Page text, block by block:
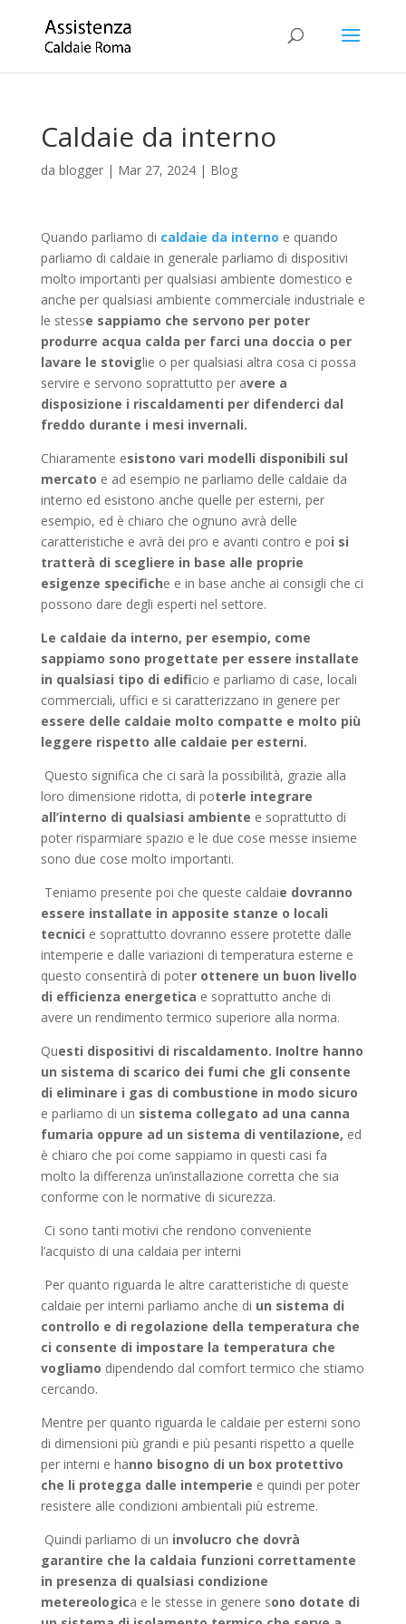
Caldaie da interno
da blogger| Mar 27, 2024| Blog
Quando parliamo di caldaie da interno e quando
parliamo di caldaie in generale parliamo di dispositivi
molto importanti per qualsiasi ambiente domestico e
anche per qualsiasi ambiente commerciale industriale e
le stesse sappiamo che servono per poter
produrre acqua calda per farci una doccia o per
lavare le stoviglie o per qualsiasi altra cosa ci possa
servire e servono soprattutto per avere a
disposizione i riscaldamenti per difenderci dal
freddo durante i mesi invernali.
Chiaramente esistono vari modelli disponibili sul
mercato e ad esempio ne parliamo delle caldaie da
interno ed esistono anche quelle per esterni, per
esempio, ed è chiaro che ognuno avrà delle
caratteristiche e avrà dei pro e avanti contro e poi si
tratterà di scegliere in base alle proprie
esigenze specifiche e in base anche ai consigli che ci
possono dare degli esperti nel settore.
Le caldaie da interno, per esempio, come
sappiamo sono progettate per essere installate
in qualsiasi tipo di edificio e parliamo di case, locali
commerciali, uffici e si caratterizzano in genere per
essere delle caldaie molto compatte e molto più
leggere rispetto alle caldaie per esterni.
Questo significa che ci sarà la possibilità, grazie alla
loro dimensione ridotta, di poterle integrare
all’interno di qualsiasi ambiente e soprattutto di
poter risparmiare spazio e le due cose messe insieme
sono due cose molto importanti.
Teniamo presente poi che queste caldaie dovranno
essere installate in apposite stanze o locali
tecnici e soprattutto dovranno essere protette dalle
intemperie e dalle variazioni di temperatura esterne e
questo consentirà di poter ottenere un buon livello
di efficienza energetica e soprattutto anche di
avere un rendimento termico superiore alla norma.
Questi dispositivi di riscaldamento. Inoltre hanno
un sistema di scarico dei fumi che gli consente
di eliminare i gas di combustione in modo sicuro
e parliamo di un sistema collegato ad una canna
fumaria oppure ad un sistema di ventilazione, ed
è chiaro che poi come sappiamo in questi casi fa
molto la differenza un’installazione corretta che sia
conforme con le normative di sicurezza.
Ci sono tanti motivi che rendono conveniente
l’acquisto di una caldaia per interni
Per quanto riguarda le altre caratteristiche di queste
caldaie per interni parliamo anche di un sistema di
controllo e di regolazione della temperatura che
ci consente di impostare la temperatura che
vogliamo dipendendo dal comfort termico che stiamo
cercando.
Mentre per quanto riguarda le caldaie per esterni sono
di dimensioni più grandi e più pesanti rispetto a quelle
per interni e hanno bisogno di un box protettivo
che li protegga dalle intemperie e quindi per poter
resistere alle condizioni ambientali più estreme.
Quindi parliamo di un involucro che dovrà
garantire che la caldaia funzioni correttamente
in presenza di qualsiasi condizione
metereologica e le stesse in genere sono dotate di